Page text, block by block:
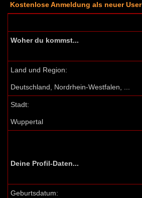
Kostenlose Anmeldung als neuer User
Woher du kommst...
Land und Region:
Deutschland, Nordrhein-Westfalen, ...
Stadt:
Wuppertal
Deine Profil-Daten...
Geburtsdatum: